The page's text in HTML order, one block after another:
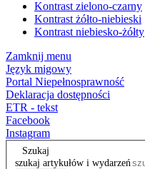
Kontrast zielono-czarny
Kontrast żółto-niebieski
Kontrast niebiesko-żółty
Zamknij menu
Język migowy
Portal Niepełnosprawność
Deklaracja dostępności
ETR - tekst
Facebook
Instagram
Szukaj
szukaj artykułów i wydarzeń